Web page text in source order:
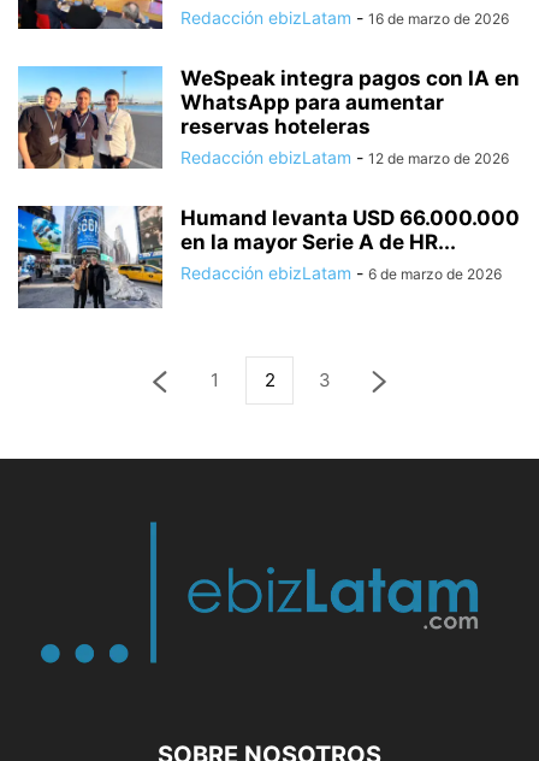
Redacción ebizLatam - 16 de marzo de 2026
WeSpeak integra pagos con IA en
WhatsApp para aumentar
reservas hoteleras
Redacción ebizLatam - 12 de marzo de 2026
Humand levanta USD 66.000.000
en la mayor Serie A de HR...
Redacción ebizLatam - 6 de marzo de 2026
1 2 3